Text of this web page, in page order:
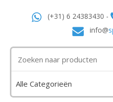
(+31) 6 24383430 -
info@